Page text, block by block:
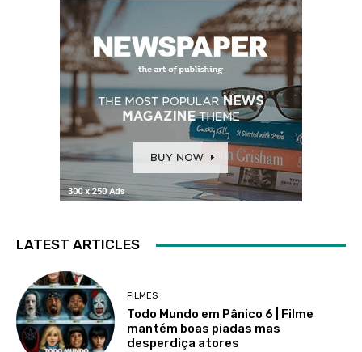
LATEST ARTICLES
FILMES
Todo Mundo em Pânico 6 | Filme
mantém boas piadas mas
desperdiça atores